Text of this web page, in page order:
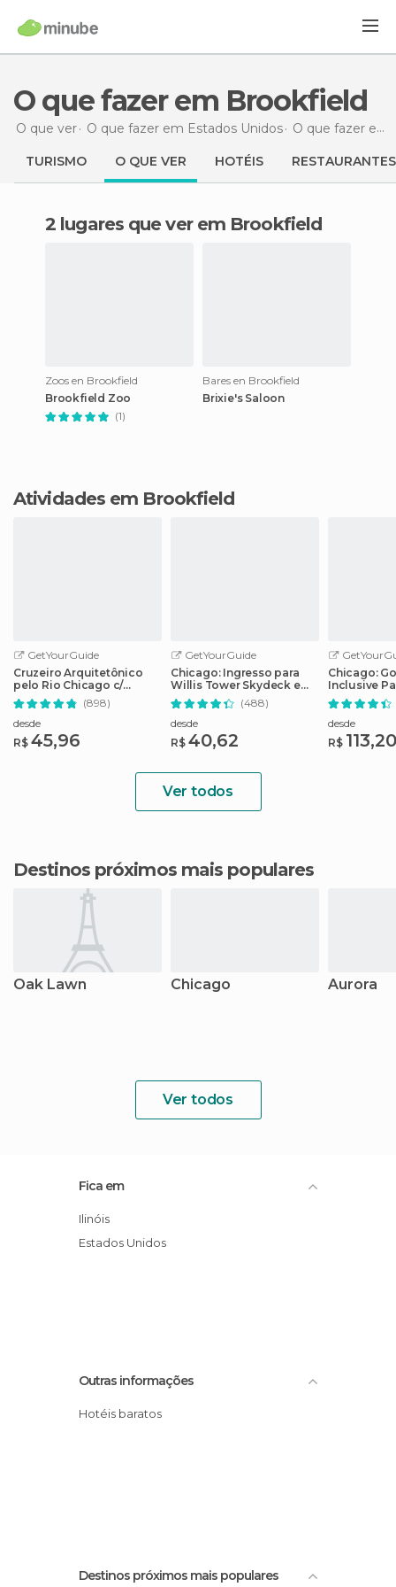
O que fazer em Brookfield
O que ver O que fazer em Estados Unidos O que fazer em Ilinóis
TURISMO O QUE VER HOTÉIS RESTAURANTES
2 lugares que ver em Brookfield
Zoos en Brookfield
Brookfield Zoo
(1)
Bares en Brookfield
Brixie's Saloon
Atividades em Brookfield
GetYourGuide
Cruzeiro Arquitetônico
pelo Rio Chicago c/
Bilhete Sem Fila
(898)
desde
R$ 45,96
GetYourGuide
Chicago: Ingresso para
Willis Tower Skydeck e
The Ledge
(488)
desde
R$ 40,62
Chicago:
Inclusive
de 25
desde
R$ 113,20
Ver todos
Destinos próximos mais populares
Oak Lawn Chicago Aurora
Ver todos
Fica em
Ilinóis
Estados Unidos
Outras informações
Hotéis baratos
Destinos próximos mais populares